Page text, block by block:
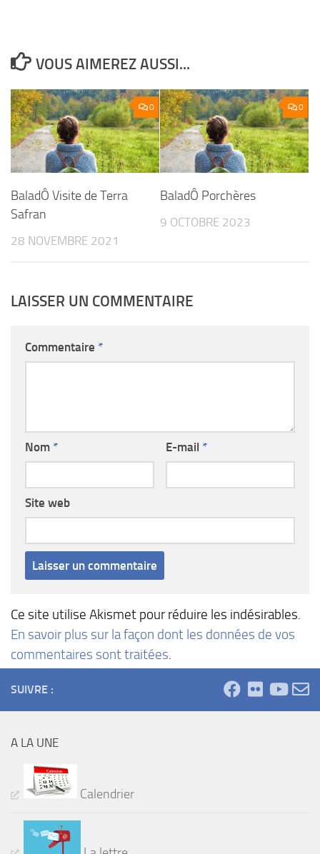
VOUS AIMEREZ AUSSI...
0
BaladÔ Visite de Terra
Safran
28 NOVEMBRE 2021
0
BaladÔ Porchères
9 OCTOBRE 2023
LAISSER UN COMMENTAIRE
Commentaire *
Nom * E-mail *
Site web
Ce site utilise Akismet pour réduire les indésirables.
En savoir plus sur la façon dont les données de vos
commentaires sont traitées.
SUIVRE :
A LA UNE
Calendrier